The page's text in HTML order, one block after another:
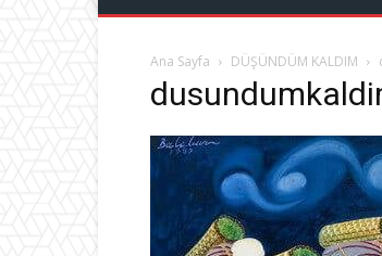
Ana Sayfa DÜŞÜNDÜM KALDIM